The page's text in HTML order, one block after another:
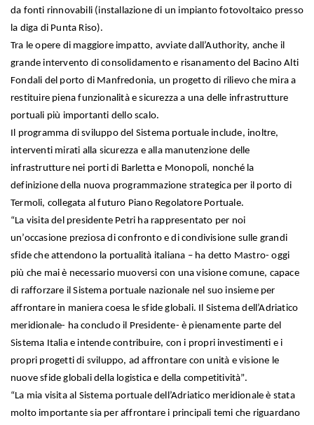
da fonti rinnovabili (installazione di un impianto fotovoltaico presso
la diga di Punta Riso).
Tra le opere di maggiore impatto, avviate dall’Authority, anche il
grande intervento di consolidamento e risanamento del Bacino Alti
Fondali del porto di Manfredonia, un progetto di rilievo che mira a
restituire piena funzionalità e sicurezza a una delle infrastrutture
portuali più importanti dello scalo.
Il programma di sviluppo del Sistema portuale include, inoltre,
interventi mirati alla sicurezza e alla manutenzione delle
infrastrutture nei porti di Barletta e Monopoli, nonché la
definizione della nuova programmazione strategica per il porto di
Termoli, collegata al futuro Piano Regolatore Portuale.
“La visita del presidente Petri ha rappresentato per noi
un’occasione preziosa di confronto e di condivisione sulle grandi
sfide che attendono la portualità italiana – ha detto Mastro- oggi
più che mai è necessario muoversi con una visione comune, capace
di rafforzare il Sistema portuale nazionale nel suo insieme per
affrontare in maniera coesa le sfide globali. Il Sistema dell’Adriatico
meridionale- ha concludo il Presidente- è pienamente parte del
Sistema Italia e intende contribuire, con i propri investimenti e i
propri progetti di sviluppo, ad affrontare con unità e visione le
nuove sfide globali della logistica e della competitività”.
“La mia visita al Sistema portuale dell’Adriatico meridionale è stata
molto importante sia per affrontare i principali temi che riguardano